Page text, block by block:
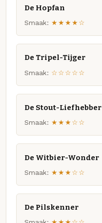
De Hopfan
Smaak: ★★★★☆
De Tripel-Tijger
Smaak: ☆☆☆☆☆
De Stout-Liefhebber
Smaak: ★★★☆☆
De Witbier-Wonder
Smaak: ★★★☆☆
De Pilskenner